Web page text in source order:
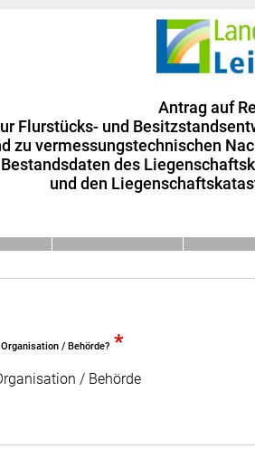
Antrag auf
Flurstücks- und
zu vermessungstechnischen
des
und den
/ Behörde? *
/ Behörde